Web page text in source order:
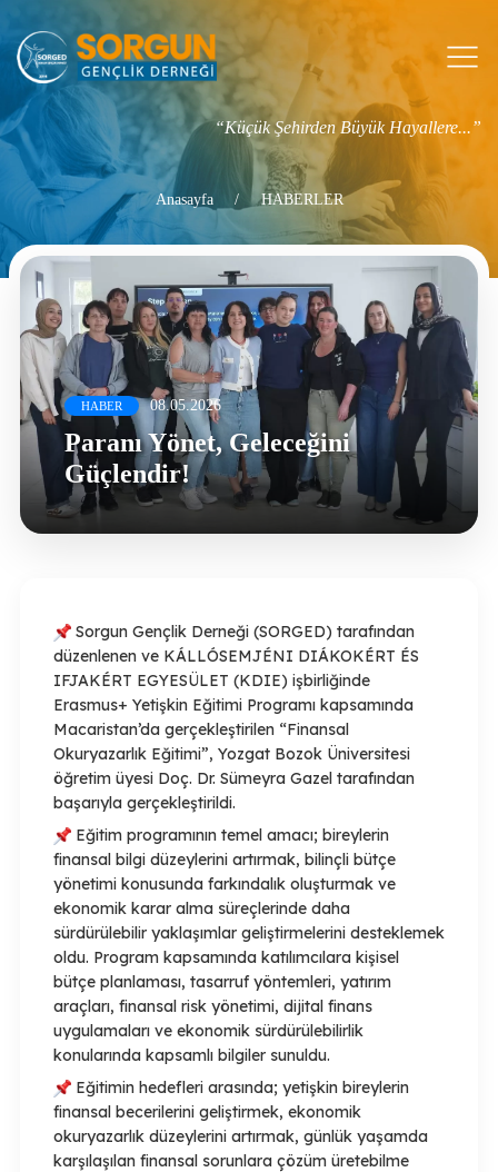
“Küçük Şehirden Büyük Hayallere...”
Anasayfa HABERLER
HABER 08.05.2026
Paranı Yönet, Geleceğini
Güçlendir!
Sorgun Gençlik Derneği (SORGED) tarafından
düzenlenen ve KÁLLÓSEMJÉNI DIÁKOKÉRT ÉS
IFJAKÉRT EGYESÜLET (KDIE) işbirliğinde
Erasmus+ Yetişkin Eğitimi Programı kapsamında
Macaristan’da gerçekleştirilen “Finansal
Okuryazarlık Eğitimi”, Yozgat Bozok Üniversitesi
öğretim üyesi Doç. Dr. Sümeyra Gazel tarafından
başarıyla gerçekleştirildi.
Eğitim programının temel amacı; bireylerin
finansal bilgi düzeylerini artırmak, bilinçli bütçe
yönetimi konusunda farkındalık oluşturmak ve
ekonomik karar alma süreçlerinde daha
sürdürülebilir yaklaşımlar geliştirmelerini desteklemek
oldu. Program kapsamında katılımcılara kişisel
bütçe planlaması, tasarruf yöntemleri, yatırım
araçları, finansal risk yönetimi, dijital finans
uygulamaları ve ekonomik sürdürülebilirlik
konularında kapsamlı bilgiler sunuldu.
Eğitimin hedefleri arasında; yetişkin bireylerin
finansal becerilerini geliştirmek, ekonomik
okuryazarlık düzeylerini artırmak, günlük yaşamda
karşılaşılan finansal sorunlara çözüm üretebilme